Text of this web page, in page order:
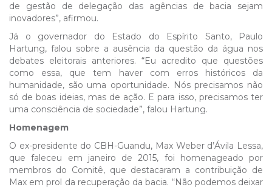
de gestão de delegação das agências de bacia sejam
inovadores”, afirmou.
Já o governador do Estado do Espírito Santo, Paulo
Hartung, falou sobre a ausência da questão da água nos
debates eleitorais anteriores. “Eu acredito que questões
como essa, que tem haver com erros históricos da
humanidade, são uma oportunidade. Nós precisamos não
só de boas ideias, mas de ação. E para isso, precisamos ter
uma consciência de sociedade”, falou Hartung.
Homenagem
O ex-presidente do CBH-Guandu, Max Weber d’Ávila Lessa,
que faleceu em janeiro de 2015, foi homenageado por
membros do Comitê, que destacaram a contribuição de
Max em prol da recuperação da bacia. “Não podemos deixar